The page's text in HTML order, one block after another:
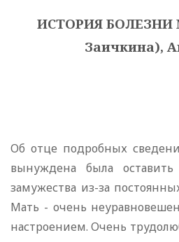
ИСТОРИЯ БОЛЕЗНИ
Заичкина),
Об отце подробных
вынуждена была
замужества из-за
Мать - очень
настроением. Очень